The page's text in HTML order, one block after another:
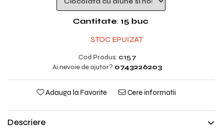
Cantitate: 15 buc
STOC EPUIZAT
Cod Produs: c157
Ai nevoie de ajutor? 0743226203
Adauga la Favorite Cere informatii
Descriere